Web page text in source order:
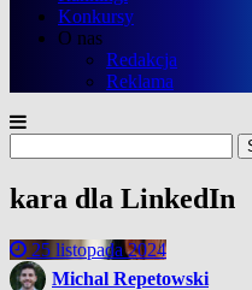
Konkursy
O nas
Redakcja
Reklama
kara dla LinkedIn
25 listopada 2024
Michal Repetowski